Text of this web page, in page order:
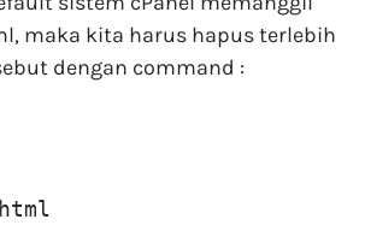
maka kita harus hapus terlebih
dengan command :